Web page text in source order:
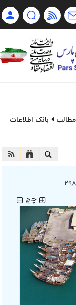
مطالب
بانک اطلاعات
۲۹۸
چچ